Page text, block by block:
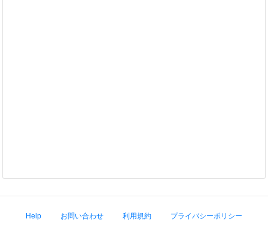
Help お問い合わせ 利用規約 プライバシーポリシー